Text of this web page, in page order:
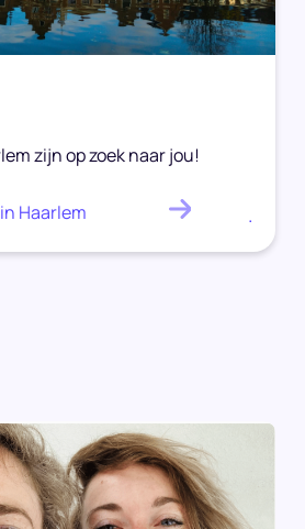
zijn op zoek naar jou!
Haarlem .